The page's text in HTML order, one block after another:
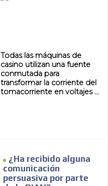
Todas las máquinas de
casino utilizan una fuente
conmutada para
transformar la corriente del
tomacorriente en voltajes ...
¿Ha recibido alguna
comunicación
persuasiva por parte